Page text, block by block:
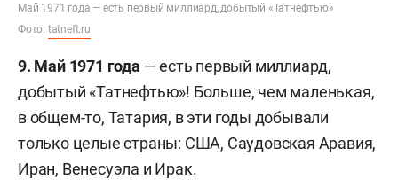
Май 1971 года — есть первый миллиард, добытый «Татнефтью»
Фото: tatneft.ru
9. Май 1971 года — есть первый миллиард,
добытый «Татнефтью»! Больше, чем маленькая,
в общем-то, Татария, в эти годы добывали
только целые страны: США, Саудовская Аравия,
Иран, Венесуэла и Ирак.